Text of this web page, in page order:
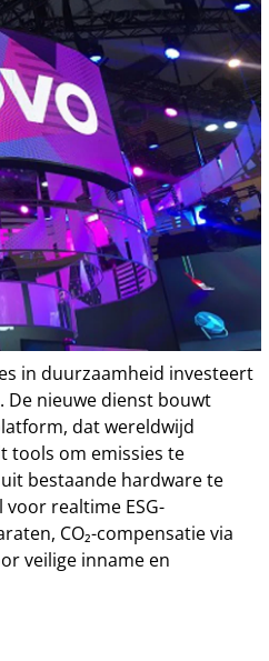
in duurzaamheid investeert
De nieuwe dienst bouwt
dat wereldwijd
tools om emissies te
bestaande hardware te
realtime ESG-
CO₂-compensatie via
veilige inname en